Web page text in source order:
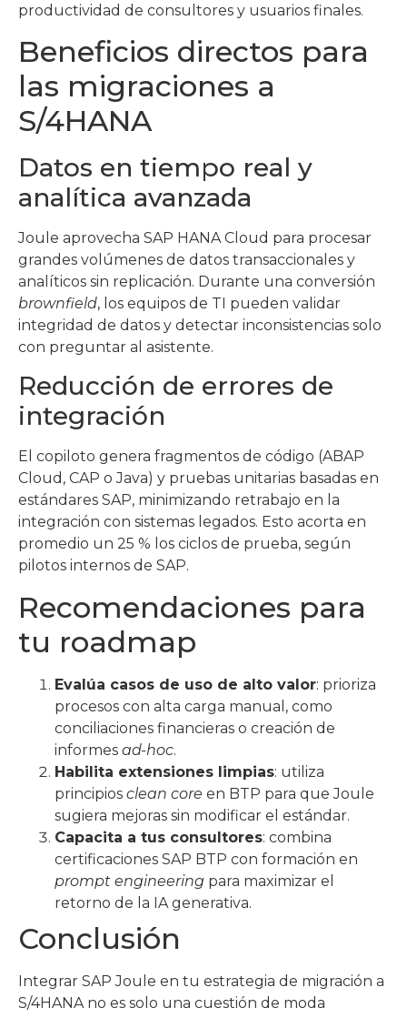
productividad de consultores y usuarios finales.
Beneficios directos para
las migraciones a
S/4HANA
Datos en tiempo real y
analítica avanzada
Joule aprovecha SAP HANA Cloud para procesar
grandes volúmenes de datos transaccionales y
analíticos sin replicación. Durante una conversión
brownfield, los equipos de TI pueden validar
integridad de datos y detectar inconsistencias solo
con preguntar al asistente.
Reducción de errores de
integración
El copiloto genera fragmentos de código (ABAP
Cloud, CAP o Java) y pruebas unitarias basadas en
estándares SAP, minimizando retrabajo en la
integración con sistemas legados. Esto acorta en
promedio un 25 % los ciclos de prueba, según
pilotos internos de SAP.
Recomendaciones para
tu roadmap
Evalúa casos de uso de alto valor: prioriza
procesos con alta carga manual, como
conciliaciones financieras o creación de
informes ad-hoc.
Habilita extensiones limpias: utiliza
principios clean core en BTP para que Joule
sugiera mejoras sin modificar el estándar.
Capacita a tus consultores: combina
certificaciones SAP BTP con formación en
prompt engineering para maximizar el
retorno de la IA generativa.
Conclusión
Integrar SAP Joule en tu estrategia de migración a
S/4HANA no es solo una cuestión de moda